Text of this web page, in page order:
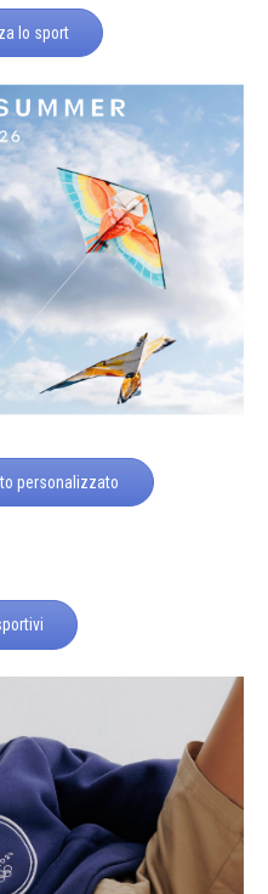
lo sport
personalizzato